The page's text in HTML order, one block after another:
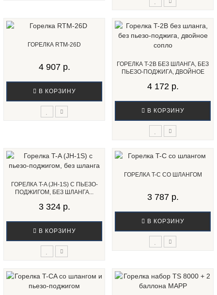
ГОРЕЛКА RTM-26D
4 907 р.
В КОРЗИНУ
ГОРЕЛКА T-2B БЕЗ ШЛАНГА, БЕЗ
ПЬЕЗО-ПОДЖИГА, ДВОЙНОЕ
4 172 р.
В КОРЗИНУ
ГОРЕЛКА T-A (JH-1S) С ПЬЕЗО-
ПОДЖИГОМ, БЕЗ ШЛАНГА...
3 324 р.
В КОРЗИНУ
ГОРЕЛКА T-C СО ШЛАНГОМ
3 787 р.
В КОРЗИНУ